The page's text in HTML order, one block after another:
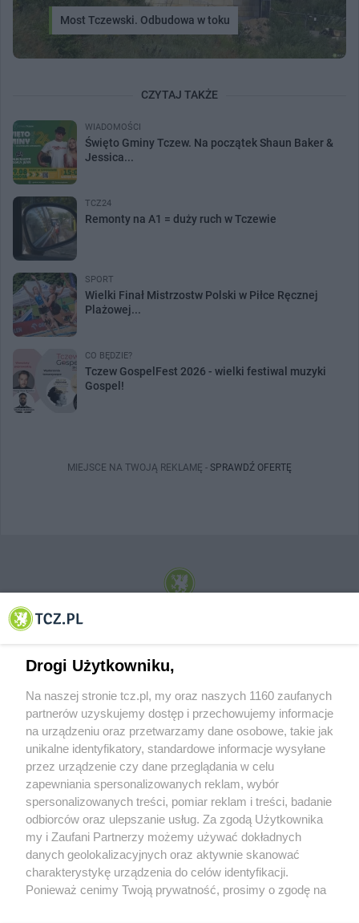
Most Tczewski. Odbudowa w toku
CZYTAJ TAKŻE
WIADOMOŚCI
Święto Gminy Tczew. Na początek Shaun Baker &
Jessica...
TCZ24
Remonty na A1 = duży ruch w Tczewie
SPORT
Wielki Finał Mistrzostw Polski w Piłce Ręcznej
Plażowej...
CO BĘDZIE?
Tczew GospelFest 2026 - wielki festiwal muzyki
Gospel!
MIEJSCE NA TWOJĄ REKLAMĘ - SPRAWDŹ OFERTĘ
© 2001-2026 Tczew - TCZ.PL Sp. z o.o. Internetowy Serwis Informacyjny Miasta
O FIRMIE POLITYKA PRYWATNOŚCI HOSTING
REKLAMA WSPÓŁPRACA RSS FACEBOOK KONTAKT
Nasze serwisy
Aktualności
Tcz24
Muzyka i kultura
Archiwum wydarzeń
Drogi Użytkowniku,
Na naszej stronie tcz.pl, my oraz naszych 1160 zaufanych
partnerów uzyskujemy dostęp i przechowujemy informacje
na urządzeniu oraz przetwarzamy dane osobowe, takie jak
unikalne identyfikatory, standardowe informacje wysyłane
przez urządzenie czy dane przeglądania w celu
zapewniania spersonalizowanych reklam, wybór
spersonalizowanych treści, pomiar reklam i treści, badanie
odbiorców oraz ulepszanie usług. Za zgodą Użytkownika
my i Zaufani Partnerzy możemy używać dokładnych
danych geolokalizacyjnych oraz aktywnie skanować
charakterystykę urządzenia do celów identyfikacji.
Ponieważ cenimy Twoją prywatność, prosimy o zgodę na